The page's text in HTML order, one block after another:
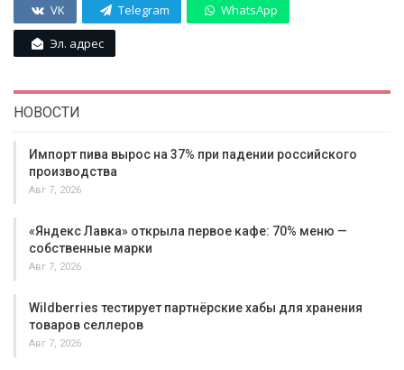
VK Telegram WhatsApp
Эл. адрес
НОВОСТИ
Импорт пива вырос на 37% при падении российского
производства
Авг 7, 2026
«Яндекс Лавка» открыла первое кафе: 70% меню —
собственные марки
Авг 7, 2026
Wildberries тестирует партнёрские хабы для хранения
товаров селлеров
Авг 7, 2026